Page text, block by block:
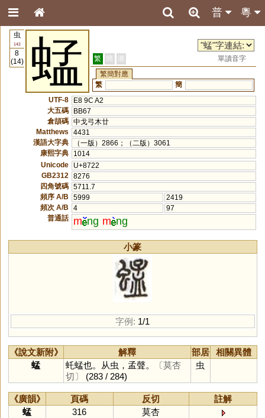
粵
普
虫
142
8
(14)
蜢 繁 簡 港
單讀音字
繁簡對應
繁
簡
UTF-8
E8 9C A2
大五碼
BB67
倉頡碼 中戈弓木廿
Matthews
4431
漢語大字典
（一版）2866；（二版）3061
康熙字典
1014
Unicode
U+8722
GB2312
8276
四角號碼 5711.7
頻序 A/B
5999
2419
頻次 A/B
4
97
普通話
m ng m ng
小篆
字例: 1/1
《說文新附》 解釋 部居
相關異體
蜢
虴蜢也。从虫，孟聲。
〔莫杏
切〕
(283 / 284)
虫
《廣韻》 頁碼 反切
註解
蜢
316
莫杏